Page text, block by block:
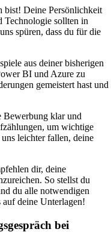
Deine Persönlichkeit
Technologie sollten in
spüren, dass du für die
aus deiner bisherigen
BI und Azure zu
gemeistert hast und
Bewerbung klar und
um wichtige
leichter fallen, deine
dir, deine
So stellst du
du alle notwendigen
deine Unterlagen!
bei